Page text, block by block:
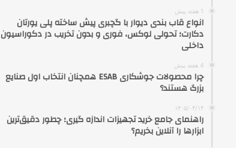
1 هفته پیش
انواع قاب بندی دیوار با گچبری پیش ساخته پلی یورتان
دکارت؛ تحولی لوکس، فوری و بدون تخریب در دکوراسیون
داخلی
4 هفته پیش
چرا محصولات جوشکاری ESAB همچنان انتخاب اول صنایع
بزرگ هستند؟
۱۴۰۵/۰۴/۱۴
راهنمای جامع خرید تجهیزات اندازه گیری؛ چطور دقیق‌ترین
ابزارها را آنلاین بخریم؟